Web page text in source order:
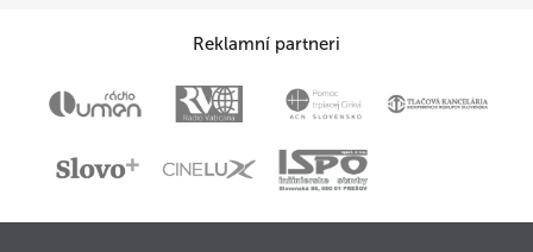
Reklamní partneri